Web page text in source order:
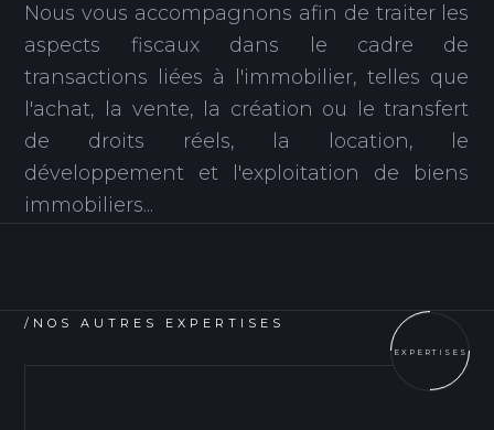
Nous vous accompagnons afin de traiter les
aspects fiscaux dans le cadre de
transactions liées à l'immobilier, telles que
l'achat, la vente, la création ou le transfert
de droits réels, la location, le
développement et l'exploitation de biens
immobiliers...
/NOS AUTRES EXPERTISES
EXPERTISES